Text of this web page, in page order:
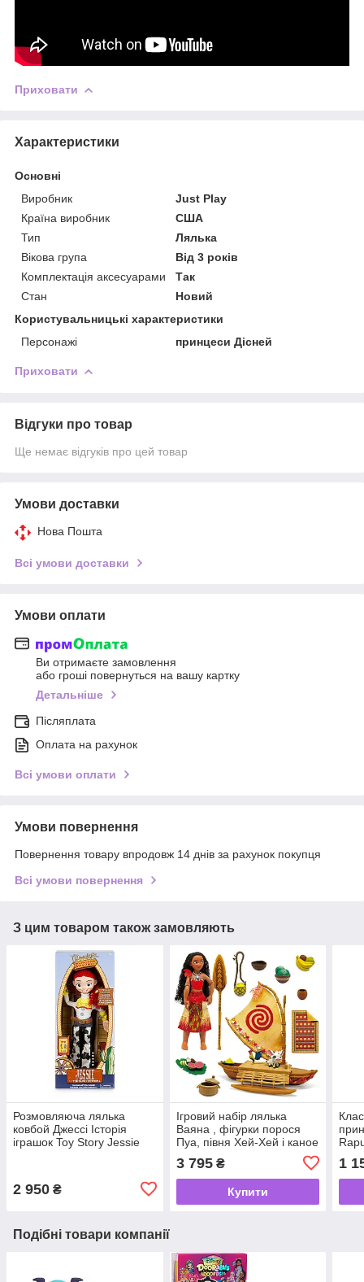
Приховати
Характеристики
Основні
Виробник
Just Play
Країна виробник
США
Тип
Лялька
Вікова група
Від 3 років
Комплектація аксесуарами
Так
Стан
Новий
Користувальницькі характеристики
Персонажі
принцеси Дісней
Приховати
Відгуки про товар
Ще немає відгуків про цей товар
Умови доставки
Нова Пошта
Всі умови доставки
Умови оплати
Ви отримаєте замовлення
або гроші повернуться на вашу картку
Детальніше
Післяплата
Оплата на рахунок
Всі умови оплати
Умови повернення
Повернення товару впродовж 14 днів за рахунок покупця
Всі умови повернення
З цим товаром також замовляють
Розмовляюча лялька
ковбой Джессі Історія
іграшок Toy Story Jessie
2 950 ₴
Ігровий набір лялька
Ваяна , фігурки порося
Пуа, півня Хей-Хей і каное
/ Moana Ocean Adventure
Classic Dol
3 795₴
Купити
1
Подібні товари компанії